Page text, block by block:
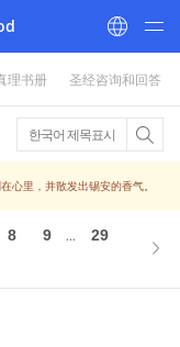
理书册 圣经咨询和回答
한국어 제목표시
心里，并散发出锡安的香气。
8 9 ...
29